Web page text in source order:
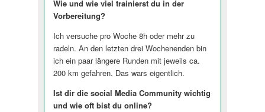
Wie und wie viel trainierst du in der
Vorbereitung?
Ich versuche pro Woche 8h oder mehr zu
radeln. An den letzten drei Wochenenden bin
ich ein paar längere Runden mit jeweils ca.
200 km gefahren. Das wars eigentlich.
Ist dir die social Media Community wichtig
und wie oft bist du online?